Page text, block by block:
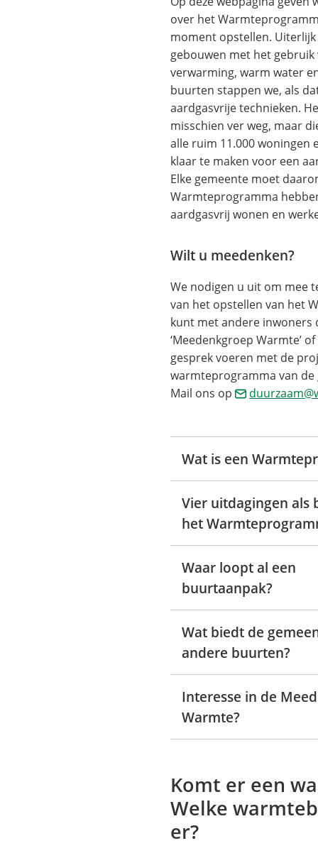
over het
moment opstellen.
gebouwen met het
verwarming, warm water
buurten stappen we, als
aardgasvrije technieken.
misschien ver weg, maar
alle ruim 11.000 woningen
klaar te maken voor een
Elke gemeente moet
Warmteprogramma
aardgasvrij wonen en
Wilt u meedenken?
We nodigen u uit om mee
van het opstellen van het
kunt met andere inwoners
‘Meedenkgroep Warmte’
gesprek voeren met de
warmteprogramma van de
Mail ons op
Wat is een
Vier uitdagingen als
het
Waar loopt al een
buurtaanpak?
Wat biedt de
andere buurten?
Interesse in de
Warmte?
Komt er een
Welke
er?